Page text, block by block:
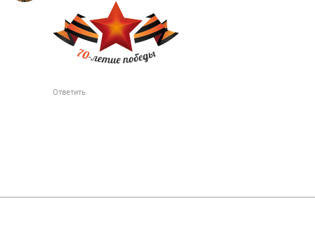
Ответить